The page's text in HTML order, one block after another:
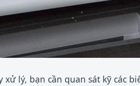
lý, bạn cần quan sát kỹ các